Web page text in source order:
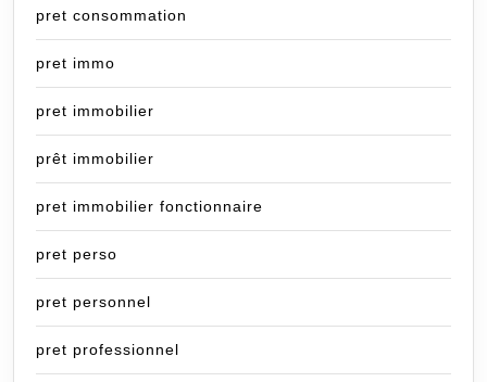
pret consommation
pret immo
pret immobilier
prêt immobilier
pret immobilier fonctionnaire
pret perso
pret personnel
pret professionnel